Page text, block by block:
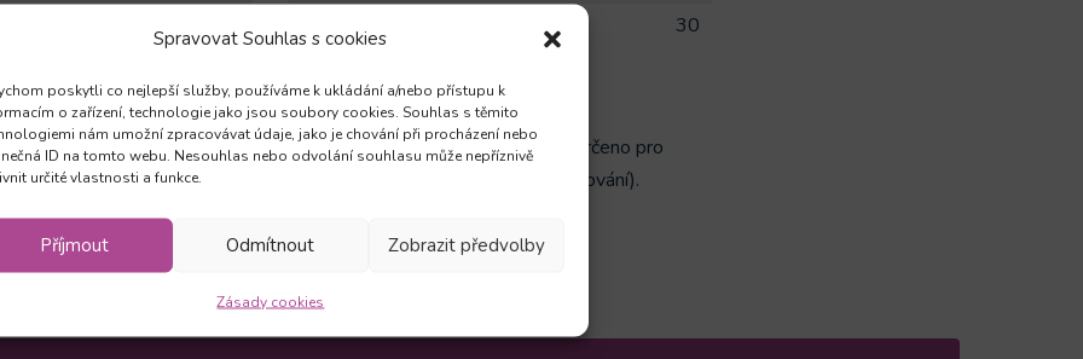
Spravovat Souhlas s cookies
poskytli co nejlepší služby, používáme k ukládání a/nebo přístupu k
o zařízení, technologie jako jsou soubory cookies. Souhlas s těmito
nám umožní zpracovávat údaje, jako je chování při procházení nebo
ID na tomto webu. Nesouhlas nebo odvolání souhlasu může nepříznivě
určité vlastnosti a funkce.
Příjmout Odmítnout Zobrazit předvolby
Zásady cookies
1x 60min. týdně Počet hodin / lekcí celkem
30
ve skupině. Stanovený den může být změněn dle rozvrhu školy. Určeno pro
angličtina baví a chtějí se dále zdokonalovat (nejde vyloženě o doučování).
být změněn dle rozvrhu školy - středa nebo čtvrtek.